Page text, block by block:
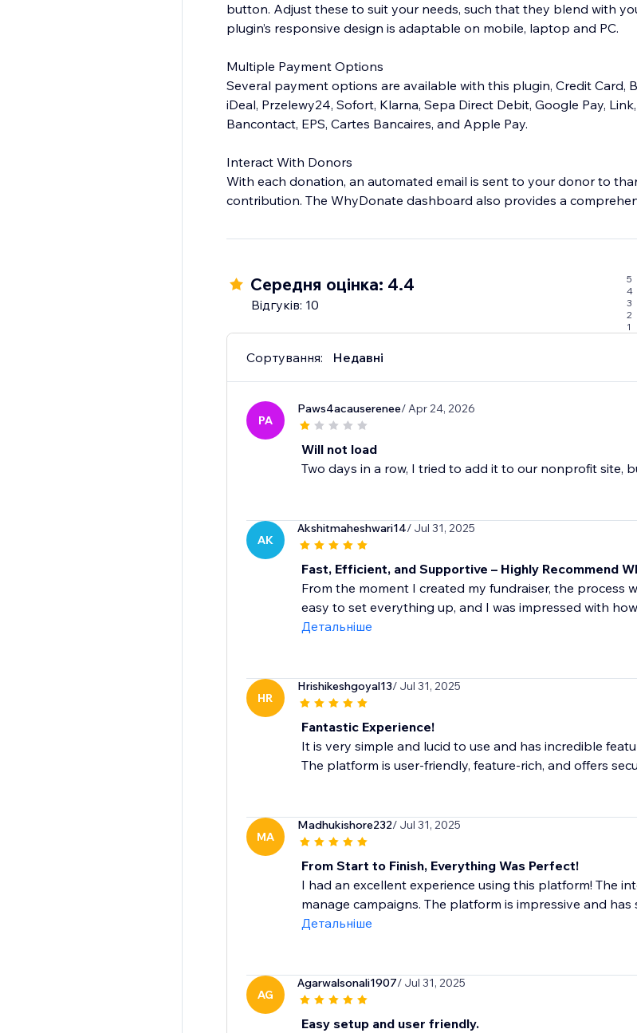
button. Adjust these to suit your needs, such that they blend with
plugin’s responsive design is adaptable on mobile, laptop and PC.
Multiple Payment Options
Several payment options are available with this plugin, Credit Card,
iDeal, Przelewy24, Sofort, Klarna, Sepa Direct Debit, Google Pay,
Bancontact, EPS, Cartes Bancaires, and Apple Pay.
Interact With Donors
With each donation, an automated email is sent to your donor to
contribution. The WhyDonate dashboard also provides a
Середня оцінка: 4.4
Відгуків: 10
5
4
3
2
1
Сортування: Недавні
PA
Paws4acauserenee/ Apr 24, 2026
Will not load
Two days in a row, I tried to add it to our nonprofit site,
AK
Akshitmaheshwari14/ Jul 31, 2025
Fast, Efficient, and Supportive – Highly Recommend
From the moment I created my fundraiser, the process
easy to set everything up, and I was impressed with
Детальніше
HR
Hrishikeshgoyal13/ Jul 31, 2025
Fantastic Experience!
It is very simple and lucid to use and has incredible
The platform is user-friendly, feature-rich, and offers
MA
Madhukishore232/ Jul 31, 2025
From Start to Finish, Everything Was Perfect!
I had an excellent experience using this platform! The
manage campaigns. The platform is impressive and
Детальніше
AG
Agarwalsonali1907/ Jul 31, 2025
Easy setup and user friendly.